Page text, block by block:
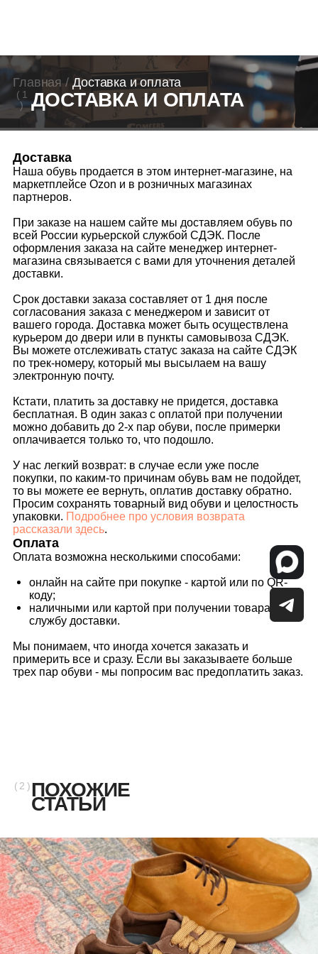
Главная / Доставка и оплата
( 1
) ДОСТАВКА И ОПЛАТА
маркетплейсе Ozon и в розничных магазинах
партнеров.
При заказе на нашем сайте мы доставляем обувь по
всей России курьерской службой СДЭК. После
оформления заказа на сайте менеджер интернет-
магазина связывается с вами для уточнения деталей
доставки.
Срок доставки заказа составляет от 1 дня после
согласования заказа с менеджером и зависит от
вашего города. Доставка может быть осуществлена
курьером до двери или в пункты самовывоза СДЭК.
Вы можете отслеживать статус заказа на сайте СДЭК
по трек-номеру, который мы высылаем на вашу
электронную почту.
Кстати, платить за доставку не придется, доставка
бесплатная. В один заказ с оплатой при получении
можно добавить до 2-х пар обуви, после примерки
оплачивается только то, что подошло.
У нас легкий возврат: в случае если уже после
покупки, по каким-то причинам обувь вам не подойдет,
то вы можете ее вернуть, оплатив доставку обратно.
Просим сохранять товарный вид обуви и целостность
Подробнее про условия возврата
рассказали здесь.
Оплата
Оплата возможна несколькими способами:
онлайн на сайте при покупке - картой или по QR-
коду;
наличными или картой при получении товара через
службу доставки.
Мы понимаем, что иногда хочется заказать и
трех пар обуви - мы попросим вас предоплатить заказ.